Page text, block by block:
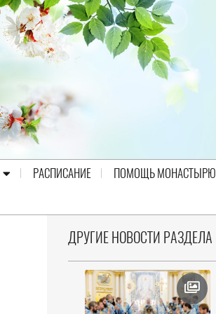
РАСПИСАНИЕ
ПОМОЩЬ МОНАСТЫРЮ
ДРУГИЕ НОВОСТИ РАЗДЕЛА